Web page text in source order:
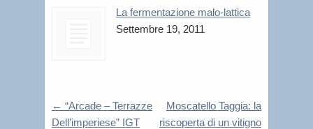
La fermentazione malo-lattica
Settembre 19, 2011
← “Arcade – Terrazze
Dell’imperiese” IGT
Moscatello Taggia: la
riscoperta di un vitigno